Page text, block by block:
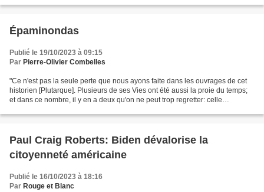
Épaminondas
Publié le 19/10/2023 à 09:15
Par Pierre-Olivier Combelles
"Ce n'est pas la seule perte que nous ayons faite dans les ouvrages de cet
historien [Plutarque]. Plusieurs de ses Vies ont été aussi la proie du temps;
et dans ce nombre, il y en a deux qu'on ne peut trop regretter: celle
Paul Craig Roberts: Biden dévalorise la
citoyenneté américaine
Publié le 16/10/2023 à 18:16
Par Rouge et Blanc